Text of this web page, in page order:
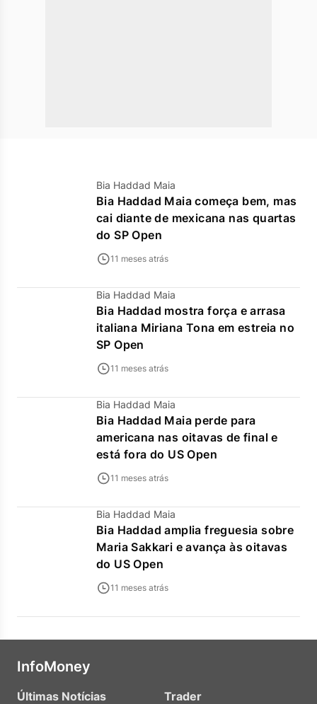
Bia Haddad Maia
Bia Haddad Maia começa bem, mas
cai diante de mexicana nas quartas
do SP Open
11 meses atrás
Bia Haddad Maia
Bia Haddad mostra força e arrasa
italiana Miriana Tona em estreia no
SP Open
11 meses atrás
Bia Haddad Maia
Bia Haddad Maia perde para
americana nas oitavas de final e
está fora do US Open
11 meses atrás
Bia Haddad Maia
Bia Haddad amplia freguesia sobre
Maria Sakkari e avança às oitavas
do US Open
11 meses atrás
InfoMoney
Últimas Notícias
Trader